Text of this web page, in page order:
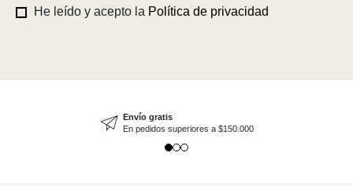
He leído y acepto la Política de privacidad
Envío gratis
En pedidos superiores a $150.000